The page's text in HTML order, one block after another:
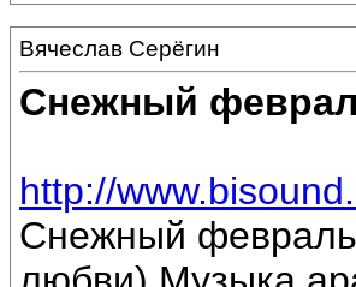
Вячеслав Серёгин
Снежный
http://
Снежный